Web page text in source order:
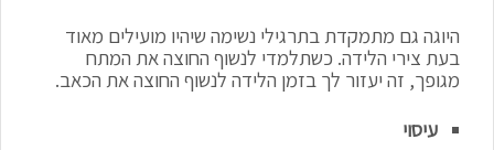
היוגה גם מתמקדת בתרגילי נשימה שיהיו מועילים מאוד
בעת צירי הלידה. כשתלמדי לנשוף החוצה את המתח
מגופך, זה יעזור לך בזמן הלידה לנשוף החוצה את הכאב.
עיסוי